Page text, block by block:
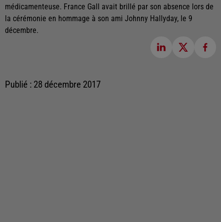
médicamenteuse. France Gall avait brillé par son absence lors de
la cérémonie en hommage à son ami Johnny Hallyday, le 9
décembre.
Publié : 28 décembre 2017